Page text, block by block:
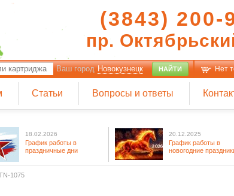
(3843) 200-
пр.
Ваш город Новокузнецк НАЙТИ Нет
Статьи Вопросы и ответы
18.02.2026
График работы в
праздничные дни
20.12.2025
График работы в
новогодние
1075